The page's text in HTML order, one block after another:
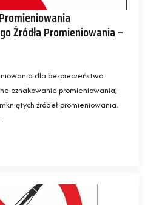
Źródła Promieniowania –
dla bezpieczeństwa
oznakowanie promieniowania,
źródeł promieniowania.